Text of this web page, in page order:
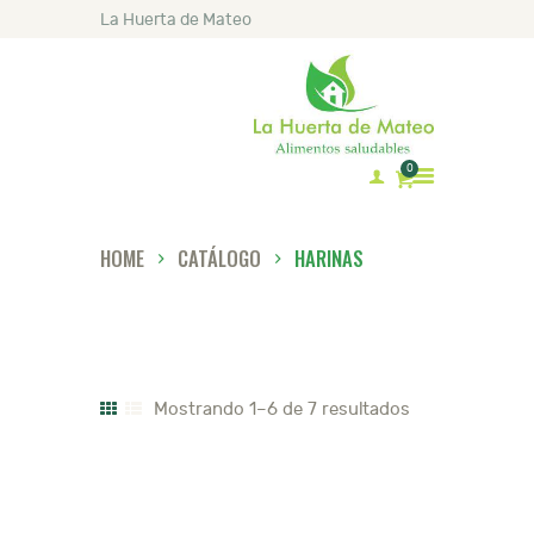
La Huerta de Mateo
0
HOME CATÁLOGO HARINAS
INICIO
Mostrando 1–6 de 7 resultados